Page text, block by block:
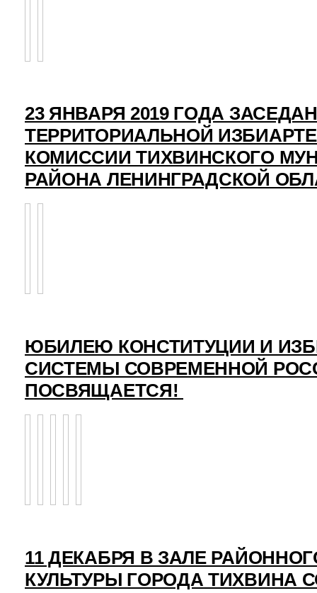
23 ЯНВАРЯ 2019 ГОДА
ТЕРРИТОРИАЛЬНОЙ
КОМИССИИ ТИХВИНСКОГО
РАЙОНА ЛЕНИНГРАДСКОЙ
ЮБИЛЕЮ КОНСТИТУЦИИ И
СИСТЕМЫ СОВРЕМЕННОЙ
ПОСВЯЩАЕТСЯ!
11 ДЕКАБРЯ В ЗАЛЕ
КУЛЬТУРЫ ГОРОДА ТИХВИНА